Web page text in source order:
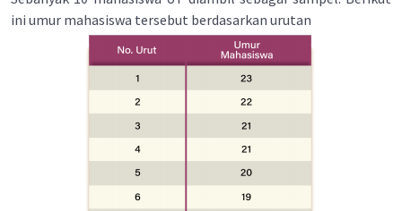
ini umur mahasiswa tersebut berdasarkan urutan